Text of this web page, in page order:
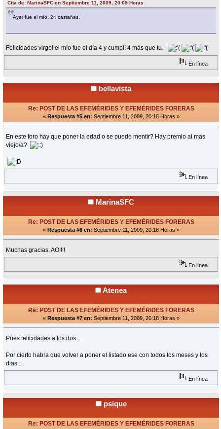
Cita de: MarinaSFC en Septiembre 11, 2009, 20:05 Horas
Ayer fue el mío. 24 castañas.
Felicidades virgo! el mío fue el día 4 y cumplí 4 más que tu.
En línea
bellavista
Re: POST DE LAS EFEMÉRIDES Y EFEMÉRIDES FORERAS
« Respuesta #5 en: Septiembre 11, 2009, 20:18 Horas »
En este foro hay que poner la edad o se puede mentir? Hay premio al mas
viejo/a?
En línea
MarinaSFC
Re: POST DE LAS EFEMÉRIDES Y EFEMÉRIDES FORERAS
« Respuesta #6 en: Septiembre 11, 2009, 20:18 Horas »
Muchas gracias, AO!!!!
En línea
Atenea
Re: POST DE LAS EFEMÉRIDES Y EFEMÉRIDES FORERAS
« Respuesta #7 en: Septiembre 11, 2009, 20:18 Horas »
Pues felicidades a los dos...
Por cierto habra que volver a poner el listado ese con todos los meses y los
dias...
En línea
psique
Re: POST DE LAS EFEMÉRIDES Y EFEMÉRIDES FORERAS